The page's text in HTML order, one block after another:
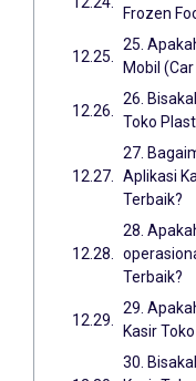
Frozen
25.
Mobil
26.
Toko
27.
Aplikasi
Terbaik?
28.
Terbaik?
29.
Kasir
30.